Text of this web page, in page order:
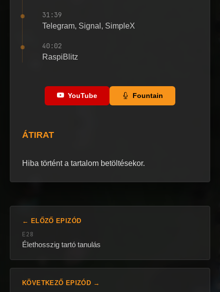
31:39
Telegram, Signal, SimpleX
40:02
RaspiBlitz
YouTube Fountain
ÁTIRAT
Hiba történt a tartalom betöltésekor.
← ELŐZŐ EPIZÓD
E28
Élethosszig tartó tanulás
KÖVETKEZŐ EPIZÓD →